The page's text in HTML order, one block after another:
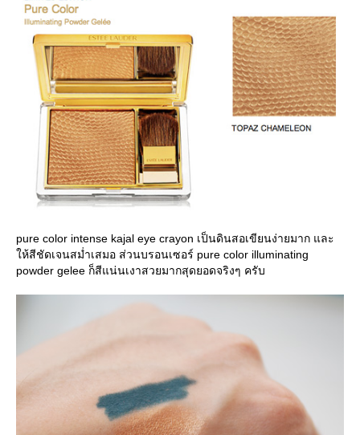
pure color intense kajal eye crayon เป็นดินสอเขียนง่ายมาก และ
ห้สีชัดเจนสม่ำเสมอ ส่วนบรอนเซอร์ pure color illuminating
powder gelee ก็สีแน่นเงาสวยมากสุดยอดจริงๆ ครับ